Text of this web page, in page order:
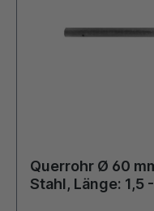
Querrohr Ø 60
Stahl, Länge: 1,5